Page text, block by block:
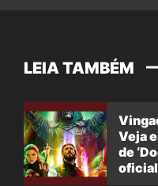
LEIA TAMBÉM
Veja
de
oficial